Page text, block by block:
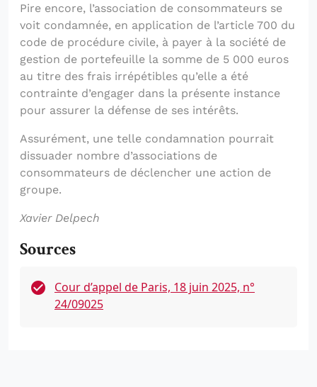
Pire encore, l’association de consommateurs se
voit condamnée, en application de l’article 700 du
code de procédure civile, à payer à la société de
gestion de portefeuille la somme de 5 000 euros
au titre des frais irrépétibles qu’elle a été
contrainte d’engager dans la présente instance
pour assurer la défense de ses intérêts.
Assurément, une telle condamnation pourrait
dissuader nombre d’associations de
consommateurs de déclencher une action de
groupe.
Xavier Delpech
Sources
Cour d’appel de Paris, 18 juin 2025, n°
24/09025